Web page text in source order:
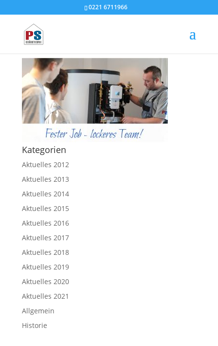
0221 6711966
psg stellenazeige bild
Kategorien
Aktuelles 2012
Aktuelles 2013
Aktuelles 2014
Aktuelles 2015
Aktuelles 2016
Aktuelles 2017
Aktuelles 2018
Aktuelles 2019
Aktuelles 2020
Aktuelles 2021
Allgemein
Historie